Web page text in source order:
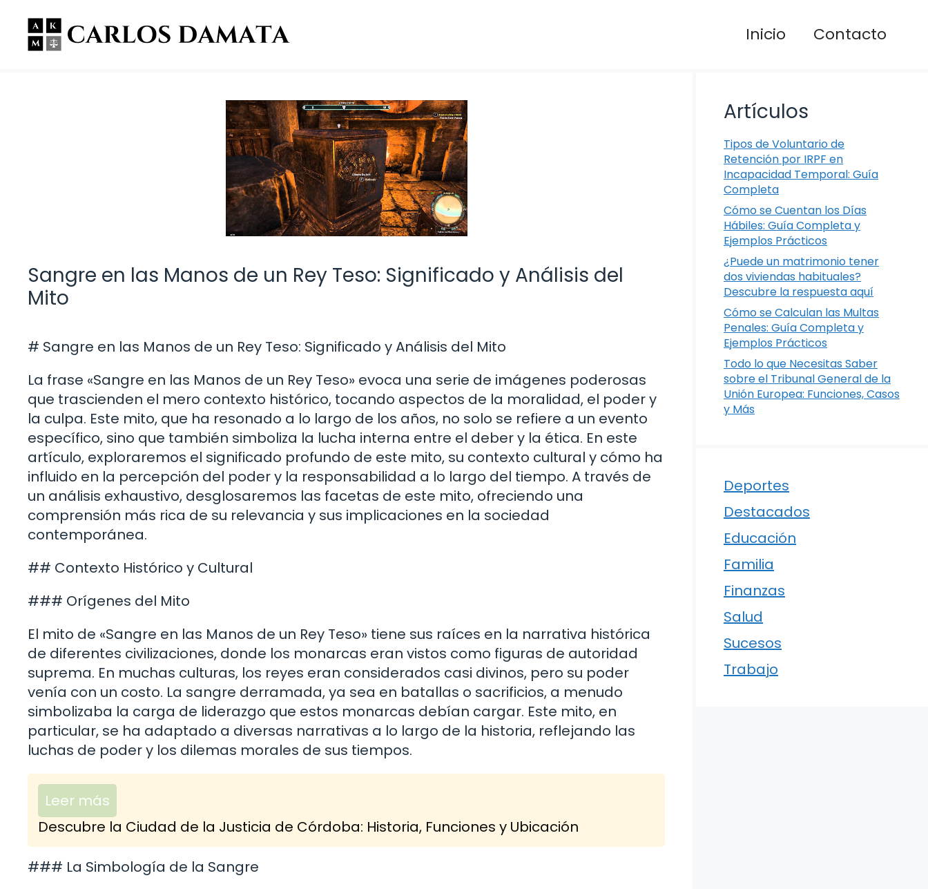
contenido
Inicio Contacto
Sangre en las Manos de un Rey Teso: Significado y Análisis del
Mito
# Sangre en las Manos de un Rey Teso: Significado y Análisis del Mito
La frase «Sangre en las Manos de un Rey Teso» evoca una serie de imágenes poderosas
que trascienden el mero contexto histórico, tocando aspectos de la moralidad, el poder y
la culpa. Este mito, que ha resonado a lo largo de los años, no solo se refiere a un evento
específico, sino que también simboliza la lucha interna entre el deber y la ética. En este
artículo, exploraremos el significado profundo de este mito, su contexto cultural y cómo ha
influido en la percepción del poder y la responsabilidad a lo largo del tiempo. A través de
un análisis exhaustivo, desglosaremos las facetas de este mito, ofreciendo una
comprensión más rica de su relevancia y sus implicaciones en la sociedad
contemporánea.
## Contexto Histórico y Cultural
### Orígenes del Mito
El mito de «Sangre en las Manos de un Rey Teso» tiene sus raíces en la narrativa histórica
de diferentes civilizaciones, donde los monarcas eran vistos como figuras de autoridad
suprema. En muchas culturas, los reyes eran considerados casi divinos, pero su poder
venía con un costo. La sangre derramada, ya sea en batallas o sacrificios, a menudo
simbolizaba la carga de liderazgo que estos monarcas debían cargar. Este mito, en
particular, se ha adaptado a diversas narrativas a lo largo de la historia, reflejando las
luchas de poder y los dilemas morales de sus tiempos.
Leer más
Descubre la Ciudad de la Justicia de Córdoba: Historia, Funciones y Ubicación
### La Simbología de la Sangre
Artículos
Tipos de Voluntario de
Retención por IRPF en
Incapacidad Temporal: Guía
Completa
Cómo se Cuentan los Días
Hábiles: Guía Completa y
Ejemplos Prácticos
¿Puede un matrimonio tener
dos viviendas habituales?
Descubre la respuesta aquí
Cómo se Calculan las Multas
Penales: Guía Completa y
Ejemplos Prácticos
Todo lo que Necesitas Saber
sobre el Tribunal General de la
Unión Europea: Funciones, Casos
y Más
Deportes
Destacados
Educación
Familia
Finanzas
Salud
Sucesos
Trabajo